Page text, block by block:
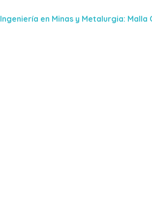
Ingeniería en Minas y Metalurgia: Malla